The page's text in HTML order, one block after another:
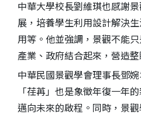
中華大學校長劉維琪也感謝
展，培養學生利用設計解決
用等。他並強調，景觀不能
產業、政府結合起來，營造整
中華民國景觀學會理事長鄧
「荏苒」也是象徵年復一年
邁向未來的啟程。同時，景